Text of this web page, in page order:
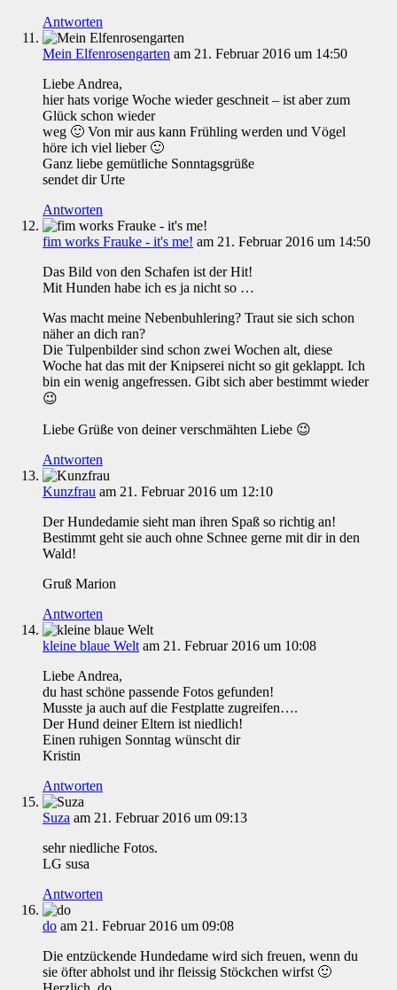
Antworten
Mein Elfenrosengarten am 21. Februar 2016 um 14:50
Liebe Andrea,
hier hats vorige Woche wieder geschneit – ist aber zum
Glück schon wieder
weg 🙂 Von mir aus kann Frühling werden und Vögel
höre ich viel lieber 🙂
Ganz liebe gemütliche Sonntagsgrüße
sendet dir Urte
Antworten
fim works Frauke - it's me! am 21. Februar 2016 um 14:50
Das Bild von den Schafen ist der Hit!
Mit Hunden habe ich es ja nicht so …
Was macht meine Nebenbuhlering? Traut sie sich schon
näher an dich ran?
Die Tulpenbilder sind schon zwei Wochen alt, diese
Woche hat das mit der Knipserei nicht so git geklappt. Ich
bin ein wenig angefressen. Gibt sich aber bestimmt wieder
😉
Liebe Grüße von deiner verschmähten Liebe 😉
Antworten
Kunzfrau am 21. Februar 2016 um 12:10
Der Hundedamie sieht man ihren Spaß so richtig an!
Bestimmt geht sie auch ohne Schnee gerne mit dir in den
Wald!
Gruß Marion
Antworten
kleine blaue Welt am 21. Februar 2016 um 10:08
Liebe Andrea,
du hast schöne passende Fotos gefunden!
Musste ja auch auf die Festplatte zugreifen….
Der Hund deiner Eltern ist niedlich!
Einen ruhigen Sonntag wünscht dir
Kristin
Antworten
Suza am 21. Februar 2016 um 09:13
sehr niedliche Fotos.
LG susa
Antworten
do am 21. Februar 2016 um 09:08
Die entzückende Hundedame wird sich freuen, wenn du
sie öfter abholst und ihr fleissig Stöckchen wirfst 🙂